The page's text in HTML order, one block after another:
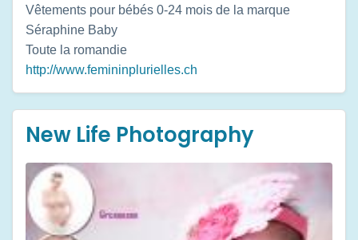
Vêtements pour bébés 0-24 mois de la marque
Séraphine Baby
Toute la romandie
http://www.femininplurielles.ch
New Life Photography